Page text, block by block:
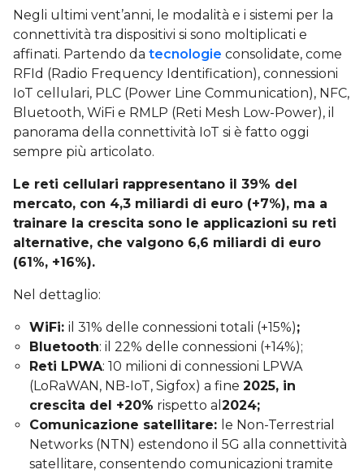
Negli ultimi vent’anni, le modalità e i sistemi per la
connettività tra dispositivi si sono moltiplicati e
affinati. Partendo da tecnologie consolidate, come
RFId (Radio Frequency Identification), connessioni
IoT cellulari, PLC (Power Line Communication), NFC,
Bluetooth, WiFi e RMLP (Reti Mesh Low-Power), il
panorama della connettività IoT si è fatto oggi
sempre più articolato.
Le reti cellulari rappresentano il 39% del
mercato, con 4,3 miliardi di euro (+7%), ma a
trainare la crescita sono le applicazioni su reti
alternative, che valgono 6,6 miliardi di euro
(61%, +16%).
Nel dettaglio:
WiFi: il 31% delle connessioni totali (+15%);
Bluetooth: il 22% delle connessioni (+14%);
Reti LPWA: 10 milioni di connessioni LPWA
(LoRaWAN, NB-IoT, Sigfox) a fine 2025, in
crescita del +20% rispetto al 2024;
Comunicazione satellitare: le Non-Terrestrial
Networks (NTN) estendono il 5G alla connettività
satellitare, consentendo comunicazioni tramite